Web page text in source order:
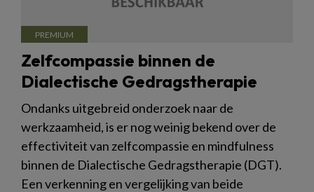
Zelfcompassie binnen de
Dialectische Gedragstherapie
Ondanks uitgebreid onderzoek naar de
werkzaamheid, is er nog weinig bekend over de
effectiviteit van zelfcompassie en mindfulness
binnen de Dialectische Gedragstherapie (DGT).
Een verkenning en vergelijking van beide